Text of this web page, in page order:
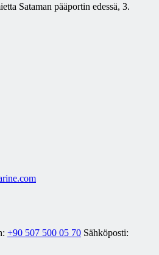
Sataman pääportin edessä, 3.
+90 507 500 05 70 Sähköposti: